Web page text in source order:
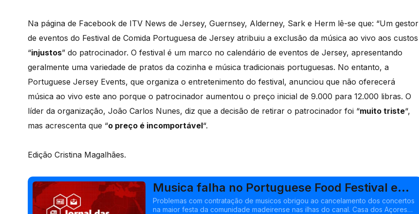
Na página de Facebook de ITV News de Jersey, Guernsey, Alderney, Sark e Herm lê-se que: “Um gestor
de eventos do Festival de Comida Portuguesa de Jersey atribuiu a exclusão da música ao vivo aos custos
“injustos” do patrocinador. O festival é um marco no calendário de eventos de Jersey, apresentando
geralmente uma variedade de pratos da cozinha e música tradicionais portuguesas. No entanto, a
Portuguese Jersey Events, que organiza o entretenimento do festival, anunciou que não oferecerá
música ao vivo este ano porque o patrocinador aumentou o preço inicial de 9.000 para 12.000 libras. O
líder da organização, João Carlos Nunes, diz que a decisão de retirar o patrocinador foi “muito triste“,
mas acrescenta que “o preço é incomportável“.
Edição Cristina Magalhães.
Musica falha no Portuguese Food Festival em
Jersey
Problemas com contratação de musicos obrigou ao cancelamento dos concertos
na maior festa da comunidade madeirense nas ilhas do canal. Casa dos Açores